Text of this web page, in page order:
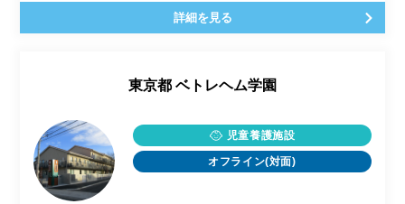
詳細を見る
東京都 ベトレヘム学園
児童養護施設
オフライン(対面)